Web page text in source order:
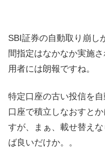
SBI証券の自動取り崩し
間指定はなかなか実施
用者には朗報ですね。
特定口座の古い投信を
口座で積立しなおすと
すが、まぁ、載せ替え
ば良いだけか。。